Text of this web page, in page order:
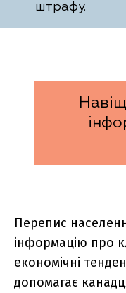
штрафу.
Перепис
інформацію про
економічні
допомагає